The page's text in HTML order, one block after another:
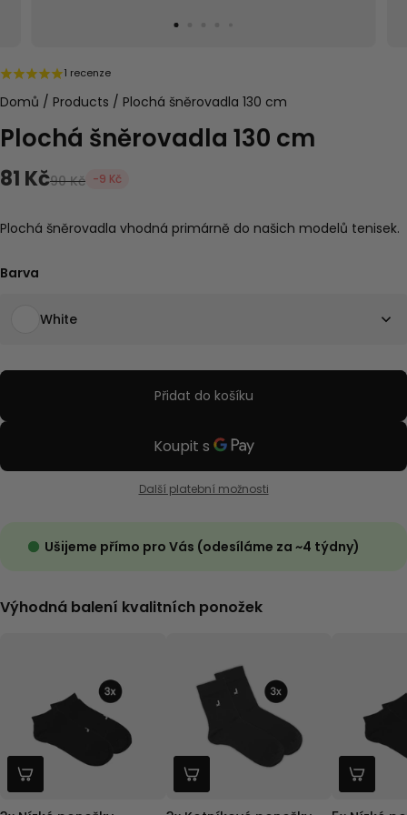
1 recenze
Domů / Products / Plochá šněrovadla 130 cm
Plochá šněrovadla 130 cm
81 Kč90 Kč -9 Kč
Plochá šněrovadla vhodná primárně do našich modelů tenisek.
Barva
White
Přidat do košíku
Další platební možnosti
Ušijeme přímo pro Vás (odesíláme za ~4 týdny)
Výhodná balení kvalitních ponožek